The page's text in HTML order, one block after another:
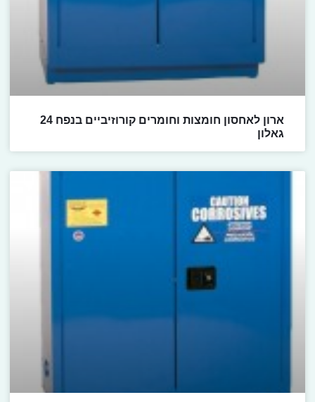
ארון לאחסון חומצות וחומרים קורוזיביים בנפח 24
גאלון